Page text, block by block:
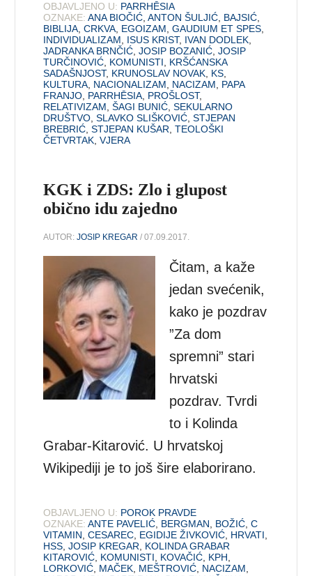
OBJAVLJENO U: PARRHĒSIA
OZNAKE: ANA BIOČIĆ,ANTON ŠULJIĆ, BAJSIĆ,
BIBLIJA,CRKVA, EGOIZAM,GAUDIUM ET SPES,
INDIVIDUALIZAM, ISUS KRIST, IVAN DODLEK,
JADRANKA BRNČIĆ,JOSIP BOZANIĆ,JOSIP
TURČINOVIĆ, KOMUNISTI, KRŠĆANSKA
SADAŠNJOST, KRUNOSLAV NOVAK, KS,
KULTURA, NACIONALIZAM, NACIZAM, PAPA
FRANJO, PARRHĒSIA, PROŠLOST,
RELATIVIZAM,ŠAGI BUNIĆ,SEKULARNO
DRUŠTVO,SLAVKO SLIŠKOVIĆ,STJEPAN
BREBRIĆ,STJEPAN KUŠAR,TEOLOŠKI
ČETVRTAK,VJERA
KGK i ZDS: Zlo i glupost
obično idu zajedno
AUTOR:JOSIP KREGAR / 07.09.2017.
Čitam, a kaže
jedan svećenik,
kako je pozdrav
”Za dom
spremni” stari
hrvatski
pozdrav. Tvrdi
to i Kolinda
Grabar-Kitarović. U hrvatskoj
Wikipediji je to još šire elaborirano.
OBJAVLJENO U: POROK PRAVDE
OZNAKE: ANTE PAVELIĆ, BERGMAN, BOŽIĆ,C
VITAMIN,CESAREC, EGIDIJE ŽIVKOVIĆ, HRVATI,
HSS,JOSIP KREGAR, KOLINDA GRABAR
KITAROVIĆ, KOMUNISTI, KOVAČIĆ, KPH,
LORKOVIĆ, MAČEK, MEŠTROVIĆ, NACIZAM,